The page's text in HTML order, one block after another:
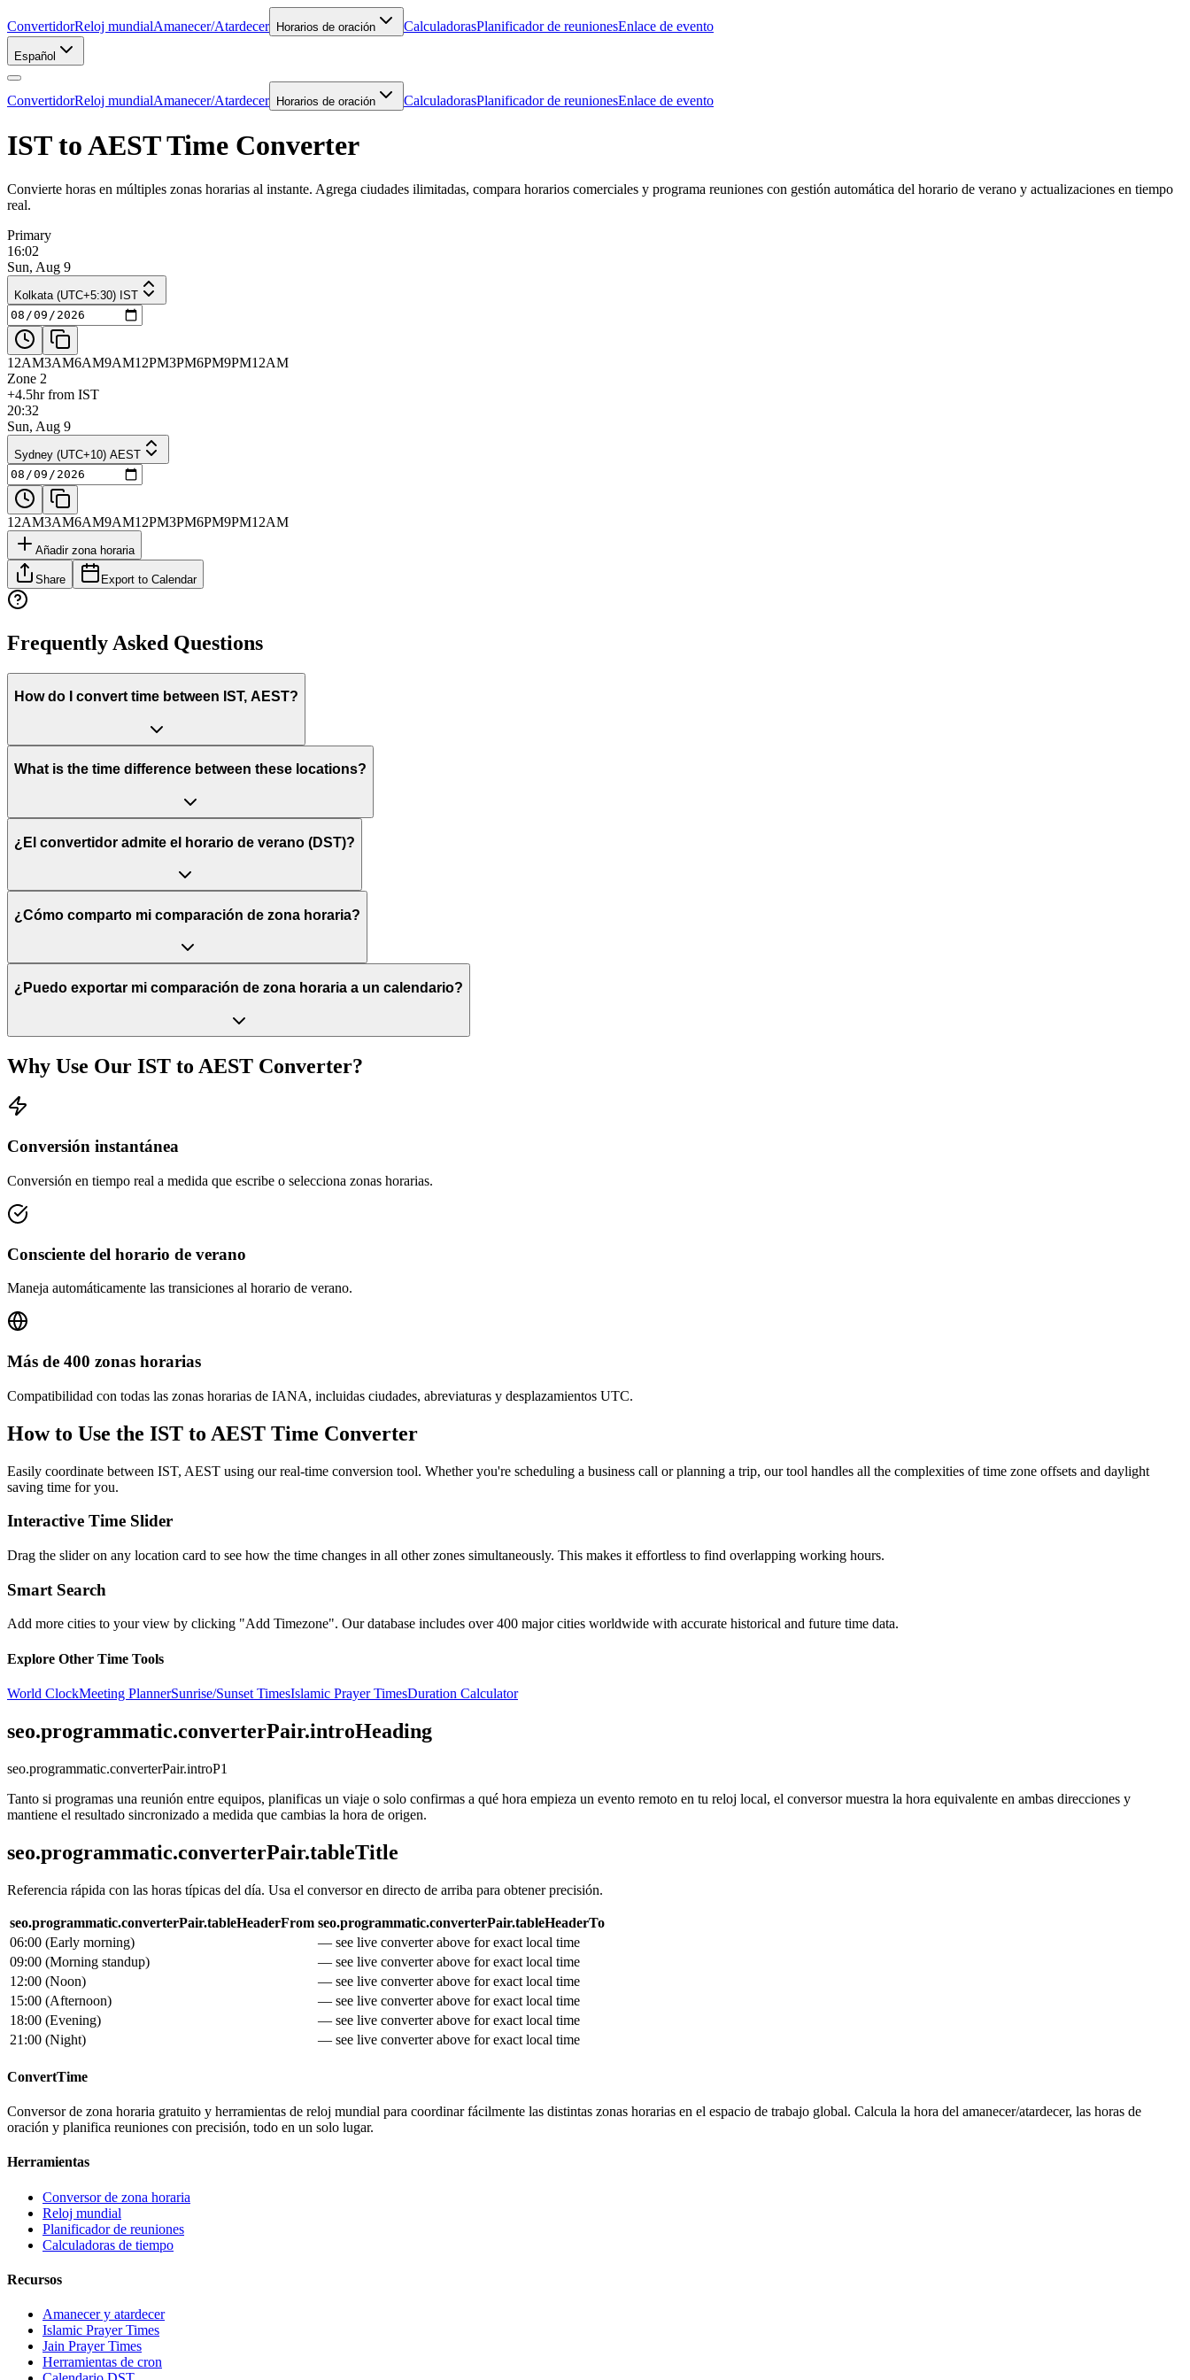
ConvertidorReloj mundialAmanecer/Atardecer Horarios de oración CalculadorasPlanificador de reunionesEnlace de evento
Español
ConvertidorReloj mundialAmanecer/Atardecer Horarios de oración CalculadorasPlanificador de reunionesEnlace de evento
IST to AEST Time Converter
Convierte horas en múltiples zonas horarias al instante. Agrega ciudades ilimitadas, compara horarios comerciales y programa reuniones con gestión automática del horario de verano y actualizaciones en tiempo
real.
Primary
16:02
Sun, Aug 9
Kolkata (UTC+5:30) IST
12AM3AM6AM9AM12PM3PM6PM9PM12AM
Zone 2
+4.5hr from IST
20:32
Sun, Aug 9
Sydney (UTC+10) AEST
12AM3AM6AM9AM12PM3PM6PM9PM12AM
Añadir zona horaria
Share Export to Calendar
Frequently Asked Questions
How do I convert time between IST, AEST?
What is the time difference between these locations?
¿El convertidor admite el horario de verano (DST)?
¿Cómo comparto mi comparación de zona horaria?
¿Puedo exportar mi comparación de zona horaria a un calendario?
Why Use Our IST to AEST Converter?
Conversión instantánea
Conversión en tiempo real a medida que escribe o selecciona zonas horarias.
Consciente del horario de verano
Maneja automáticamente las transiciones al horario de verano.
Más de 400 zonas horarias
Compatibilidad con todas las zonas horarias de IANA, incluidas ciudades, abreviaturas y desplazamientos UTC.
How to Use the IST to AEST Time Converter
Easily coordinate between IST, AEST using our real-time conversion tool. Whether you're scheduling a business call or planning a trip, our tool handles all the complexities of time zone offsets and daylight
saving time for you.
Interactive Time Slider
Drag the slider on any location card to see how the time changes in all other zones simultaneously. This makes it effortless to find overlapping working hours.
Smart Search
Add more cities to your view by clicking "Add Timezone". Our database includes over 400 major cities worldwide with accurate historical and future time data.
Explore Other Time Tools
World ClockMeeting PlannerSunrise/Sunset TimesIslamic Prayer TimesDuration Calculator
seo.programmatic.converterPair.introHeading
seo.programmatic.converterPair.introP1
Tanto si programas una reunión entre equipos, planificas un viaje o solo confirmas a qué hora empieza un evento remoto en tu reloj local, el conversor muestra la hora equivalente en ambas direcciones y
mantiene el resultado sincronizado a medida que cambias la hora de origen.
seo.programmatic.converterPair.tableTitle
Referencia rápida con las horas típicas del día. Usa el conversor en directo de arriba para obtener precisión.
seo.programmatic.converterPair.tableHeaderFrom seo.programmatic.converterPair.tableHeaderTo
06:00 (Early morning)
— see live converter above for exact local time
09:00 (Morning standup)
— see live converter above for exact local time
12:00 (Noon)
— see live converter above for exact local time
15:00 (Afternoon)
— see live converter above for exact local time
18:00 (Evening)
— see live converter above for exact local time
21:00 (Night) — see live converter above for exact local time
ConvertTime
Conversor de zona horaria gratuito y herramientas de reloj mundial para coordinar fácilmente las distintas zonas horarias en el espacio de trabajo global. Calcula la hora del amanecer/atardecer, las horas de
oración y planifica reuniones con precisión, todo en un solo lugar.
Herramientas
Conversor de zona horaria
Reloj mundial
Planificador de reuniones
Calculadoras de tiempo
Recursos
Amanecer y atardecer
Islamic Prayer Times
Jain Prayer Times
Herramientas de cron